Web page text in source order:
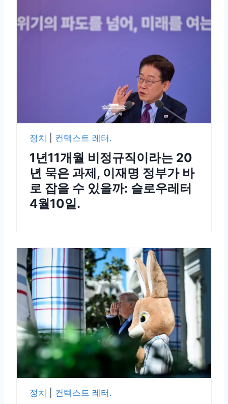
정치 컨텍스트 레터.
1년11개월 비정규직이라는 20
년 묵은 과제, 이재명 정부가 바
로 잡을 수 있을까: 슬로우레터
4월10일.
정치 컨텍스트 레터.